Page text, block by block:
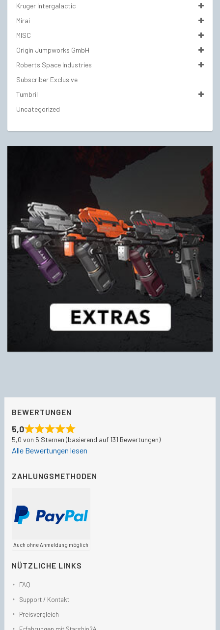
Kruger Intergalactic
Mirai
MISC
Origin Jumpworks GmbH
Roberts Space Industries
Subscriber Exclusive
Tumbril
Uncategorized
BEWERTUNGEN
5,0
5,0 von 5 Sternen (basierend auf 131 Bewertungen)
Alle Bewertungen lesen
ZAHLUNGSMETHODEN
Auch ohne Anmeldung möglich
NÜTZLICHE LINKS
FAQ
Support / Kontakt
Preisvergleich